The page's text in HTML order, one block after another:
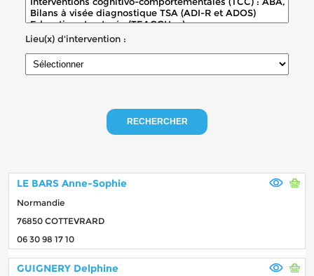
Lieu(x) d'intervention :
RECHERCHER
LE BARS Anne-Sophie
Normandie
76850 COTTEVRARD
06 30 98 17 10
GUIGNERY Delphine